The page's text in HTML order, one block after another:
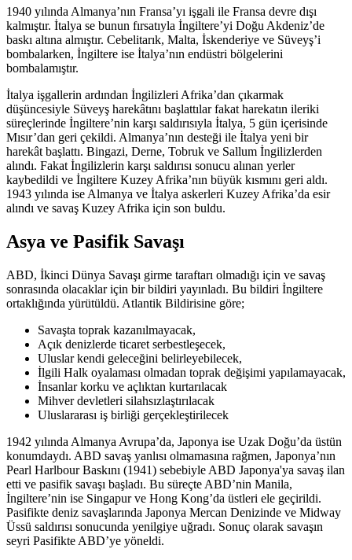
1940 yılında Almanya’nın Fransa’yı işgali ile Fransa devre dışı
kalmıştır. İtalya se bunun fırsatıyla İngiltere’yi Doğu Akdeniz’de
baskı altına almıştır. Cebelitarık, Malta, İskenderiye ve Süveyş’i
bombalarken, İngiltere ise İtalya’nın endüstri bölgelerini
bombalamıştır.
İtalya işgallerin ardından İngilizleri Afrika’dan çıkarmak
düşüncesiyle Süveyş harekâtını başlattılar fakat harekatın ileriki
süreçlerinde İngiltere’nin karşı saldırısıyla İtalya, 5 gün içerisinde
Mısır’dan geri çekildi. Almanya’nın desteği ile İtalya yeni bir
harekât başlattı. Bingazi, Derne, Tobruk ve Sallum İngilizlerden
alındı. Fakat İngilizlerin karşı saldırısı sonucu alınan yerler
kaybedildi ve İngiltere Kuzey Afrika’nın büyük kısmını geri aldı.
1943 yılında ise Almanya ve İtalya askerleri Kuzey Afrika’da esir
alındı ve savaş Kuzey Afrika için son buldu.
Asya ve Pasifik Savaşı
ABD, İkinci Dünya Savaşı girme taraftarı olmadığı için ve savaş
sonrasında olacaklar için bir bildiri yayınladı. Bu bildiri İngiltere
ortaklığında yürütüldü. Atlantik Bildirisine göre;
Savaşta toprak kazanılmayacak,
Açık denizlerde ticaret serbestleşecek,
Uluslar kendi geleceğini belirleyebilecek,
İlgili Halk oyalaması olmadan toprak değişimi yapılamayacak,
İnsanlar korku ve açlıktan kurtarılacak
Mihver devletleri silahsızlaştırılacak
Uluslararası iş birliği gerçekleştirilecek
1942 yılında Almanya Avrupa’da, Japonya ise Uzak Doğu’da üstün
konumdaydı. ABD savaş yanlısı olmamasına rağmen, Japonya’nın
Pearl Harlbour Baskını (1941) sebebiyle ABD Japonya'ya savaş ilan
etti ve pasifik savaşı başladı. Bu süreçte ABD’nin Manila,
İngiltere’nin ise Singapur ve Hong Kong’da üstleri ele geçirildi.
Pasifikte deniz savaşlarında Japonya Mercan Denizinde ve Midway
Üssü saldırısı sonucunda yenilgiye uğradı. Sonuç olarak savaşın
seyri Pasifikte ABD’ye yöneldi.